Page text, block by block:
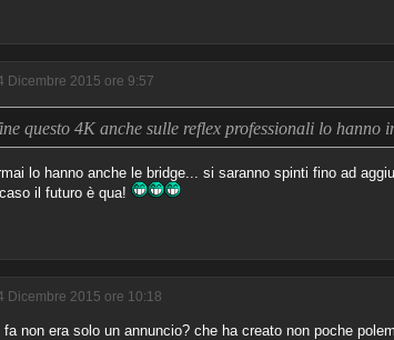
Dicembre 2015 ore 9:57
questo 4K anche sulle reflex professionali lo hanno
lo hanno anche le bridge... si saranno spinti fino ad
il futuro è qua!
Dicembre 2015 ore 10:18
fa non era solo un annuncio? che ha creato non poche